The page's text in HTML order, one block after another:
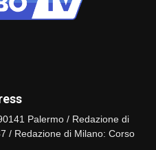
Palermo / Redazione di
/ Redazione di Milano: Corso